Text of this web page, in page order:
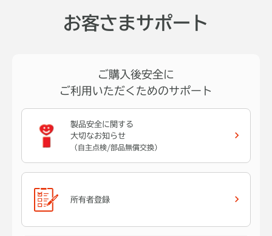
お客さまサポート
ご購入後安全に
ご利用いただくためのサポート
製品安全に関する
大切なお知らせ
（自主点検/部品無償交換）
所有者登録